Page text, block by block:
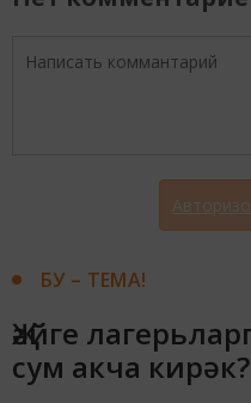
БУ – ТЕМА!
Җәйге
сум акча